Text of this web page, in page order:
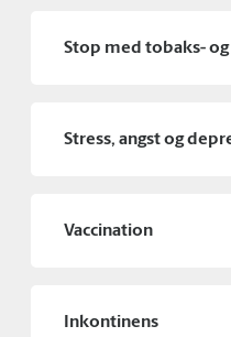
Stop med tobaks-
Stress, angst og
Vaccination
Inkontinens